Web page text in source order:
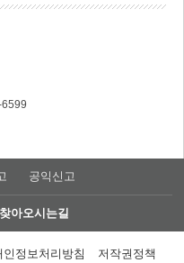
공익신고
찾아오시는길
정보처리방침
저작권정책